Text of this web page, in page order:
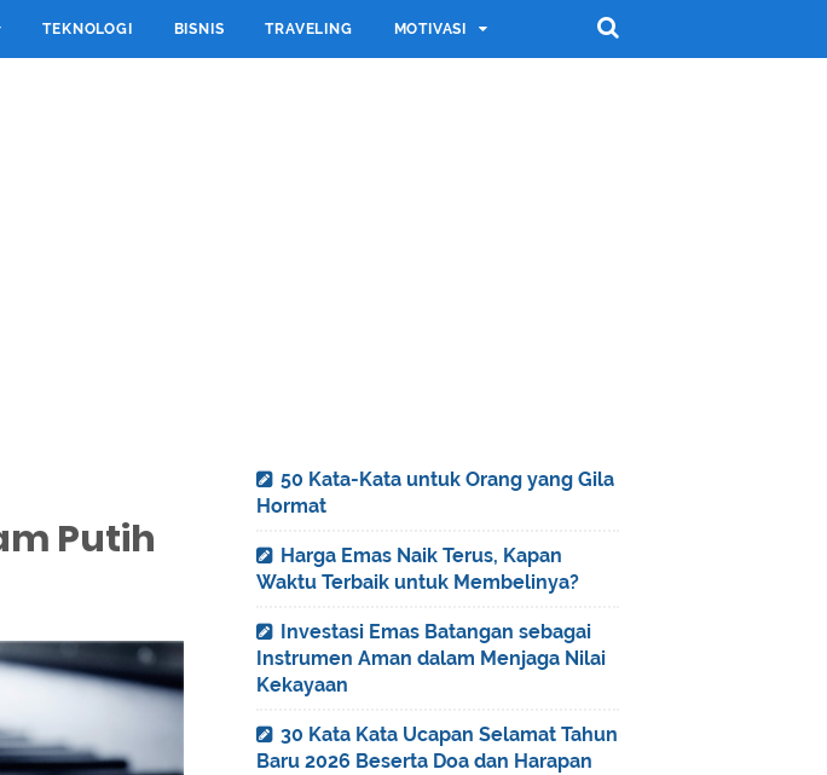
TEKNOLOGI BISNIS TRAVELING MOTIVASI
Putih
50 Kata-Kata untuk Orang yang Gila
Hormat
Harga Emas Naik Terus, Kapan
Waktu Terbaik untuk Membelinya?
Investasi Emas Batangan sebagai
Instrumen Aman dalam Menjaga Nilai
Kekayaan
30 Kata Kata Ucapan Selamat Tahun
Baru 2026 Beserta Doa dan Harapan